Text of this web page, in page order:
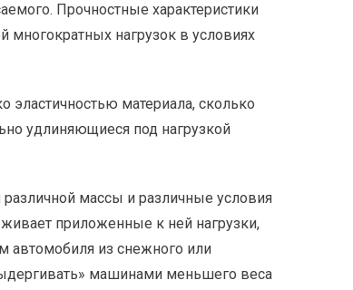
Прочностные характеристики
многократных нагрузок в условиях
эластичностью материала, сколько
удлиняющиеся под нагрузкой
массы и различные условия
приложенные к ней нагрузки,
автомобиля из снежного или
машинами меньшего веса